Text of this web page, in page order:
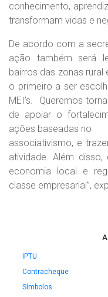
conhecimento,
transformam vidas e
De acordo com a
ação também será
bairros das zonas rural
o primeiro a ser
MEI’s. Queremos
de apoiar o
ações baseadas no
associativismo, e
atividade. Além
economia local e
classe empresarial”,
IPTU
Contracheque
Símbolos